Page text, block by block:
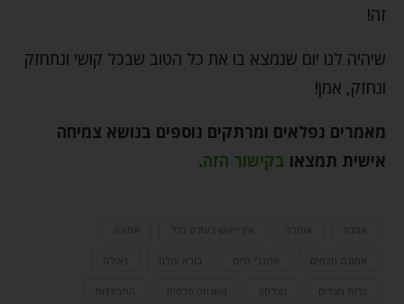
שיהיה לנו יום שנמצא בו את כל הטוב שבכל קושי ונתחזק
ונחזק, אמן!
מאמרים נפלאים ומרתקים נוספים בנושא צמיחה
אישית תמצאו בקישור הזה.
אין ייאוש בעולם כלל
אמונת חכמים אתגרי חיים
גלות מצרים הצלחה השגחה פרטית התבודדות